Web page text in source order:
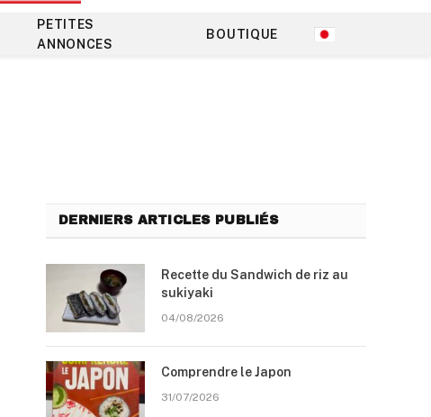
PETITES
ANNONCES
BOUTIQUE
DERNIERS ARTICLES PUBLIÉS
Recette du Sandwich de riz au
sukiyaki
04/08/2026
Comprendre le Japon
31/07/2026